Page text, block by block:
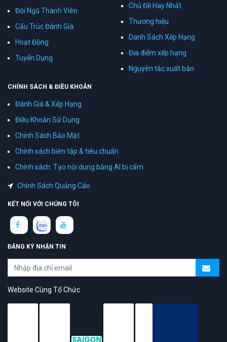
Đội Ngũ Thành Viên
Cấu Trúc Đánh Giá
Hoạt Động
Tuyển Dụng
Chủ Đề Hay Nhất
Thương hiệu
Danh Sách Xếp Hạng
Địa điểm xếp hạng
Nguyên tắc xuất bản
CHÍNH SÁCH & ĐIỀU KHOẢN
Đánh Giá & Xếp Hạng
Điều Khoản Sử Dụng
Chính Sách Bảo Mật
Chính sách biên tập & tiêu chuẩn
Chính sách: Tạo nội dung bằng AI bị cấm
Chính Sách Quảng Cáo
KẾT NỐI VỚI CHÚNG TÔI
ĐĂNG KÝ NHẬN TIN
Website Cùng Tổ Chức